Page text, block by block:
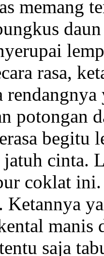
memang
rasa,
potongan
begitu
jatuh cinta.
coklat
Ketannya
manis
saja